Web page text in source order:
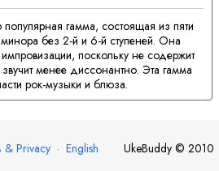
гамма, состоящая из пяти
без 2-й и 6-й ступеней. Она
поскольку не содержит
менее диссонантно. Эта гамма
рок-музыки и блюза.
Privacy · English UkeBuddy © 2010